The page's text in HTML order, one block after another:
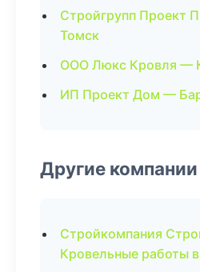
Стройгрупп Проект
Томск
ООО Люкс Кровля —
ИП Проект Дом —
Другие компании
Стройкомпания
Кровельные работы